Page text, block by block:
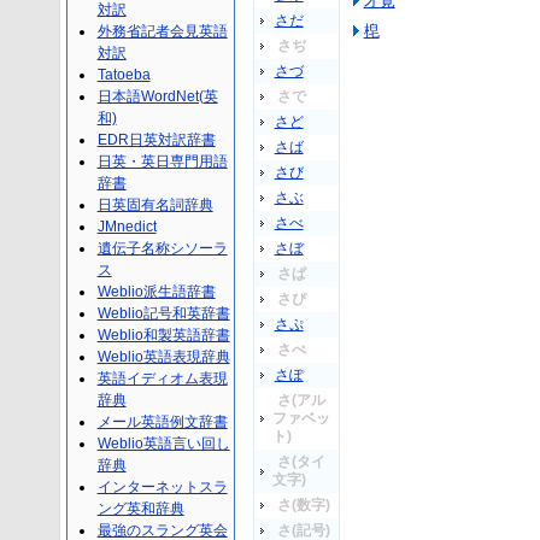
さだ
さぢ
さづ
さで
さど
さば
さび
さぶ
さべ
さぼ
さぱ
さぴ
さぷ
さぺ
さぽ
さ(アル
ファベッ
ト)
さ(タイ
文字)
さ(数字)
さ(記号)
梍
対訳
外務省記者会見英語
対訳
Tatoeba
日本語WordNet(英
和)
EDR日英対訳辞書
日英・英日専門用語
辞書
日英固有名詞辞典
JMnedict
遺伝子名称シソーラ
ス
Weblio派生語辞書
Weblio記号和英辞書
Weblio和製英語辞書
Weblio英語表現辞典
英語イディオム表現
辞典
メール英語例文辞書
Weblio英語言い回し
辞典
インターネットスラ
ング英和辞典
最強のスラング英会